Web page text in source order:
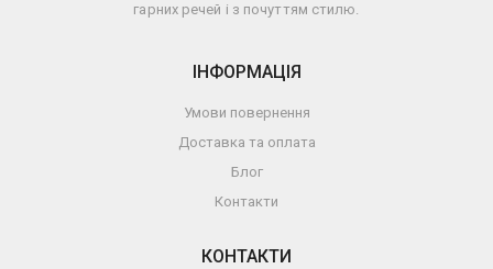
гарних речей і з почуттям стилю.
ІНФОРМАЦІЯ
Умови повернення
Доставка та оплата
Блог
Контакти
КОНТАКТИ